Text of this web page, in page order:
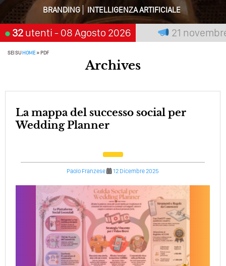
Perché Pubblicare Non Basta Più? Contenuti Di Valore O
Solo Rumore…
Perché Non Guadagni Sui Social Media? Probabilmente
Tutto Peggiorerà
Quali Sono Gli Errori Della Comunicazione Politica? Il
Come Promuoversi Nel Wedding? Il Mio Intervento Per
BRANDING
INTELLIGENZA ARTIFICIALE
32 utenti - 08 Agosto 2026
chi aspetta, scegli: 21 novembre
SEI SUHOME»PDF
Archives
La mappa del successo social per
Wedding Planner
Paolo Franzese 12 Dicembre 2025